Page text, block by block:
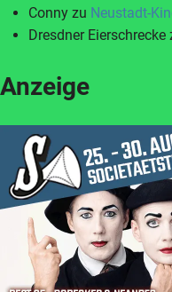
Conny zu Neustadt-
Dresdner Eierschrecke
Anzeige